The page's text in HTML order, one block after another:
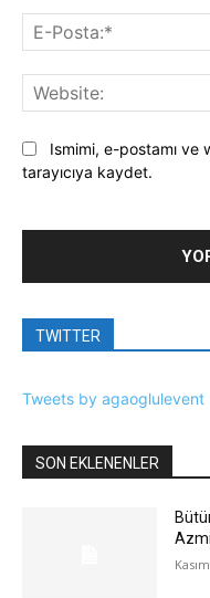
Ismimi, e-postamı ve
tarayıcıya kaydet.
TWITTER
Tweets by agaoglulevent
SON EKLENENLER